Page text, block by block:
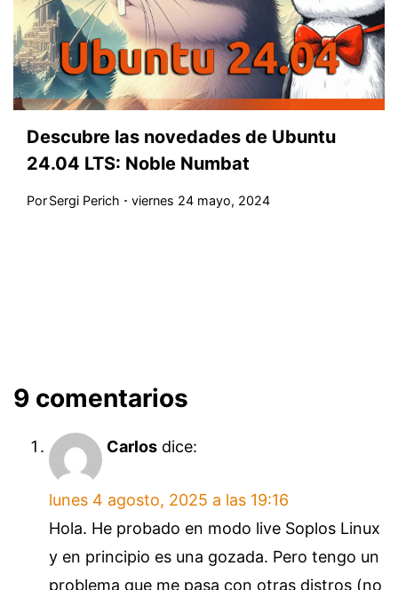
Descubre las novedades de Ubuntu
24.04 LTS: Noble Numbat
PorSergi Perich viernes 24 mayo, 2024
9 comentarios
Carlos dice:
lunes 4 agosto, 2025 a las 19:16
Hola. He probado en modo live Soplos Linux
y en principio es una gozada. Pero tengo un
problema que me pasa con otras distros (no